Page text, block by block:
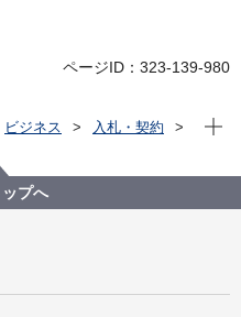
ページID：323-139-980
ビジネス
入札・契約
当業務等委託
現在
プへ